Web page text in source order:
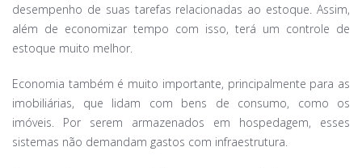
desempenho de suas tarefas relacionadas ao estoque. Assim,
além de economizar tempo com isso, terá um controle de
estoque muito melhor.
Economia também é muito importante, principalmente para as
imobiliárias, que lidam com bens de consumo, como os
imóveis. Por serem armazenados em hospedagem, esses
sistemas não demandam gastos com infraestrutura.